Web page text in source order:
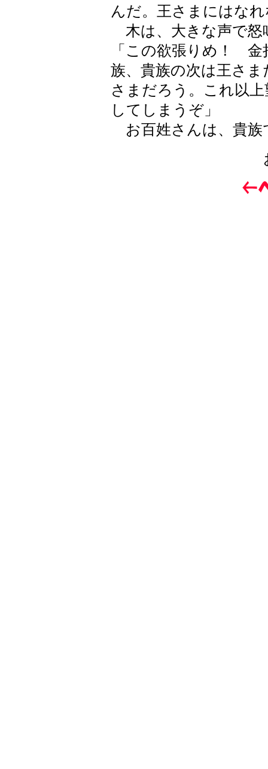
んだ。王さまにはな
木は、大きな声で怒
「この欲張りめ！ 金
族、貴族の次は王さ
さまだろう。これ以
してしまうぞ」
お百姓さんは、貴族